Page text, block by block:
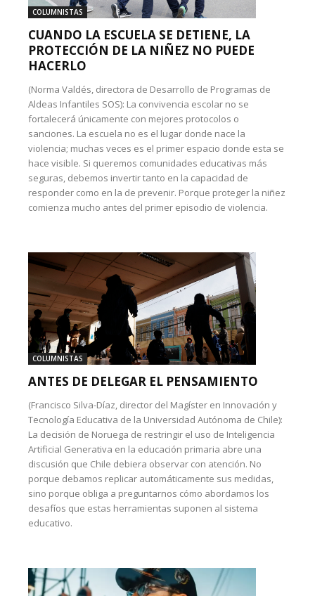
COLUMNISTAS
CUANDO LA ESCUELA SE DETIENE, LA
PROTECCIÓN DE LA NIÑEZ NO PUEDE
HACERLO
(Norma Valdés, directora de Desarrollo de Programas de
Aldeas Infantiles SOS): La convivencia escolar no se
fortalecerá únicamente con mejores protocolos o
sanciones. La escuela no es el lugar donde nace la
violencia; muchas veces es el primer espacio donde esta se
hace visible. Si queremos comunidades educativas más
seguras, debemos invertir tanto en la capacidad de
responder como en la de prevenir. Porque proteger la niñez
comienza mucho antes del primer episodio de violencia.
COLUMNISTAS
ANTES DE DELEGAR EL PENSAMIENTO
(Francisco Silva-Díaz, director del Magíster en Innovación y
Tecnología Educativa de la Universidad Autónoma de Chile):
La decisión de Noruega de restringir el uso de Inteligencia
Artificial Generativa en la educación primaria abre una
discusión que Chile debiera observar con atención. No
porque debamos replicar automáticamente sus medidas,
sino porque obliga a preguntarnos cómo abordamos los
desafíos que estas herramientas suponen al sistema
educativo.